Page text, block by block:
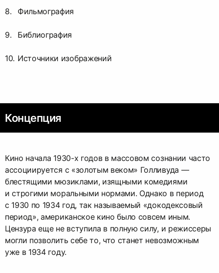
Фильмография
Библиография
Источники изображений
Концепция
Кино начала 1930-х годов в массовом сознании часто
ассоциируется с «золотым веком» Голливуда —
блестящими мюзиклами, изящными комедиями
и строгими моральными нормами. Однако в период
с 1930 по 1934 год, так называемый «докодексовый
период», американское кино было совсем иным.
Цензура еще не вступила в полную силу, и режиссеры
могли позволить себе то, что станет невозможным
уже в 1934 году.